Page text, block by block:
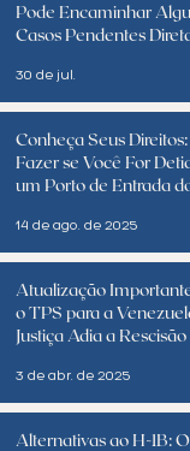
Pode Encaminhar
Casos Pendentes
30 de jul.
Conheça Seus
Fazer se Você For
um Porto de Entrada
14 de ago. de 2025
Atualização
o TPS para a
Justiça Adia a Rescisão
3 de abr. de 2025
Alternativas ao H-1B: